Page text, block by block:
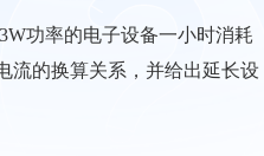
功率的电子设备一小时消耗
流的换算关系，并给出延长设